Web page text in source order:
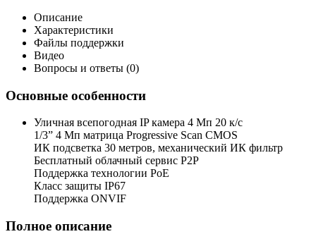
Описание
Характеристики
Файлы поддержки
Видео
Вопросы и ответы (0)
Основные особенности
Уличная всепогодная IP камера 4 Мп 20 к/с
1/3” 4 Мп матрица Progressive Scan CMOS
ИК подсветка 30 метров, механический ИК фильтр
Бесплатный облачный сервис P2P
Поддержка технологии PoE
Класс защиты IP67
Поддержка ONVIF
Полное описание